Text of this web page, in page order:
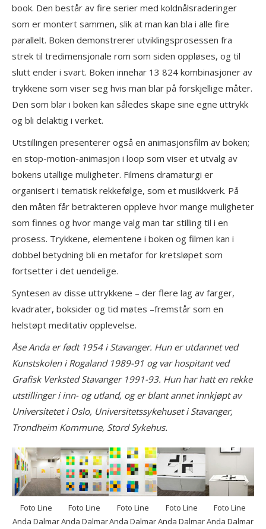
book. Den består av fire serier med koldnålsraderinger
som er montert sammen, slik at man kan bla i alle fire
parallelt. Boken demonstrerer utviklingsprosessen fra
strek til tredimensjonale rom som siden oppløses, og til
slutt ender i svart. Boken innehar 13 824 kombinasjoner av
trykkene som viser seg hvis man blar på forskjellige måter.
Den som blar i boken kan således skape sine egne uttrykk
og bli delaktig i verket.
Utstillingen presenterer også en animasjonsfilm av boken;
en stop-motion-animasjon i loop som viser et utvalg av
bokens utallige muligheter. Filmens dramaturgi er
organisert i tematisk rekkefølge, som et musikkverk. På
den måten får betrakteren oppleve hvor mange muligheter
som finnes og hvor mange valg man tar stilling til i en
prosess. Trykkene, elementene i boken og filmen kan i
dobbel betydning bli en metafor for kretsløpet som
fortsetter i det uendelige.
Syntesen av disse uttrykkene – der flere lag av farger,
kvadrater, boksider og tid møtes –fremstår som en
helstøpt meditativ opplevelse.
Åse Anda er født 1954 i Stavanger. Hun er utdannet ved
Kunstskolen i Rogaland 1989-91 og var hospitant ved
Grafisk Verksted Stavanger 1991-93. Hun har hatt en rekke
utstillinger i inn- og utland, og er blant annet innkjøpt av
Universitetet i Oslo, Universitetssykehuset i Stavanger,
Trondheim Kommune, Stord Sykehus.
Foto Line
Anda Dalmar
Foto Line
Anda Dalmar
Foto Line
Anda Dalmar
Foto Line
Anda Dalmar
Foto Line
Anda Dalmar